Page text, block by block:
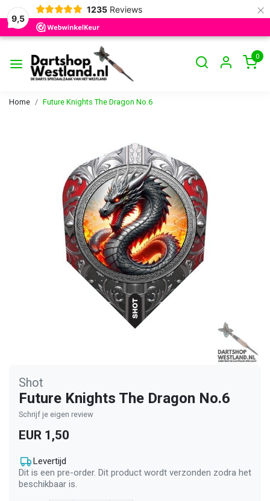
9,5
1235 Reviews ×
0
Home Future Knights The Dragon No.6
Shot
Future Knights The Dragon No.6
Schrijf je eigen review
EUR 1,50
Levertijd
Dit is een pre-order. Dit product wordt verzonden zodra het
beschikbaar is.